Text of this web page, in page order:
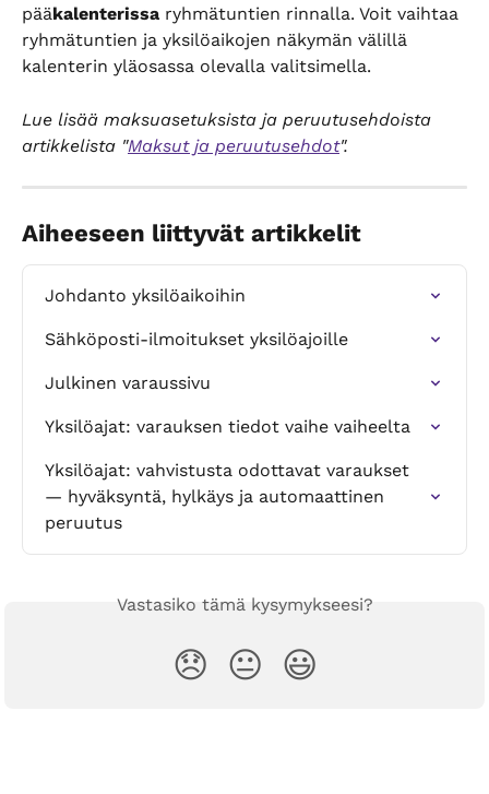
pääkalenterissa ryhmätuntien rinnalla. Voit vaihtaa
ryhmätuntien ja yksilöaikojen näkymän välillä
kalenterin yläosassa olevalla valitsimella.
Lue lisää maksuasetuksista ja peruutusehdoista
artikkelista "Maksut ja peruutusehdot".
Aiheeseen liittyvät artikkelit
Johdanto yksilöaikoihin
Sähköposti-ilmoitukset yksilöajoille
Julkinen varaussivu
Yksilöajat: varauksen tiedot vaihe vaiheelta
Yksilöajat: vahvistusta odottavat varaukset
— hyväksyntä, hylkäys ja automaattinen
peruutus
Vastasiko tämä kysymykseesi?
😞 😐 😃